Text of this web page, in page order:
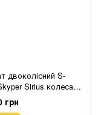
двоколісний S-
Sirius колеса
1 амортизатор
грн